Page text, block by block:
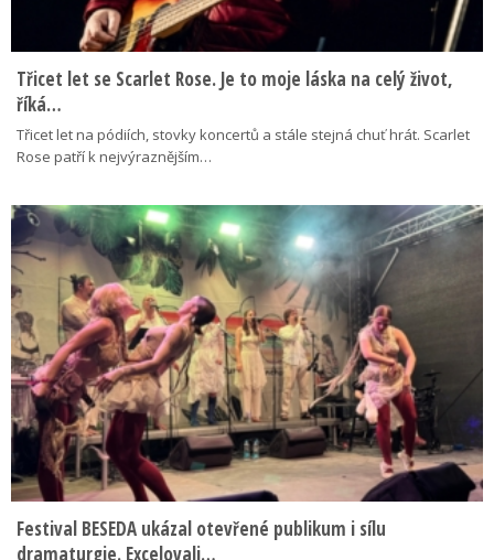
Třicet let se Scarlet Rose. Je to moje láska na celý život,
říká…
Třicet let na pódiích, stovky koncertů a stále stejná chuť hrát. Scarlet
Rose patří k nejvýraznějším…
Festival BESEDA ukázal otevřené publikum i sílu
dramaturgie. Excelovali…